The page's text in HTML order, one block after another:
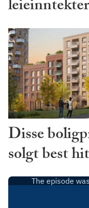
leieinntekter
Disse
solgt best